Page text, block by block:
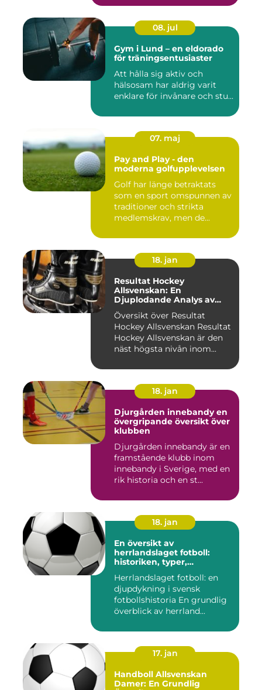
08. jul
Gym i Lund – en eldorado
för träningsentusiaster
Att hålla sig aktiv och
hälsosam har aldrig varit
enklare för invånare och stu...
07. maj
Pay and Play - den
moderna golfupplevelsen
Golf har länge betraktats
som en sport omspunnen av
traditioner och strikta
medlemskrav, men de...
18. jan
Resultat Hockey
Allsvenskan: En
Djuplodande Analys av
Sveriges Mest Populära
Ishockeyliga
Översikt över Resultat
Hockey Allsvenskan Resultat
Hockey Allsvenskan är den
näst högsta nivån inom...
18. jan
Djurgården innebandy en
övergripande översikt över
klubben
Djurgården innebandy är en
framstående klubb inom
innebandy i Sverige, med en
rik historia och en st...
18. jan
En översikt av
herrlandslaget fotboll:
historiken, typer,
Herrlandslaget fotboll: en
djupdykning i svensk
fotbollshistoria En grundlig
överblick av herrland...
17. jan
Handboll Allsvenskan
Damer: En Grundlig